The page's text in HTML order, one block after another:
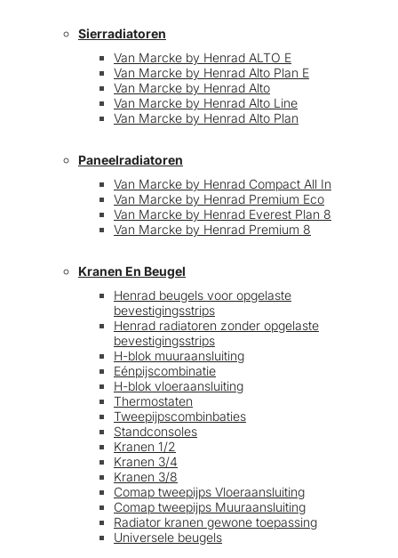
Sierradiatoren
Van Marcke by Henrad ALTO E
Van Marcke by Henrad Alto Plan E
Van Marcke by Henrad Alto
Van Marcke by Henrad Alto Line
Van Marcke by Henrad Alto Plan
Paneelradiatoren
Van Marcke by Henrad Compact All In
Van Marcke by Henrad Premium Eco
Van Marcke by Henrad Everest Plan 8
Van Marcke by Henrad Premium 8
Kranen En Beugel
Henrad beugels voor opgelaste
bevestigingsstrips
Henrad radiatoren zonder opgelaste
bevestigingsstrips
H-blok muuraansluiting
Eénpijscombinatie
H-blok vloeraansluiting
Thermostaten
Tweepijpscombinbaties
Standconsoles
Kranen 1/2
Kranen 3/4
Kranen 3/8
Comap tweepijps Vloeraansluiting
Comap tweepijps Muuraansluiting
Radiator kranen gewone toepassing
Universele beugels